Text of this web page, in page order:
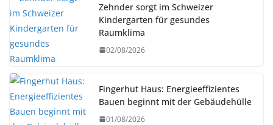
Zehnder sorgt im Schweizer
Kindergarten für gesundes
Raumklima
02/08/2026
Fingerhut Haus: Energieeffizientes
Bauen beginnt mit der Gebäudehülle
01/08/2026